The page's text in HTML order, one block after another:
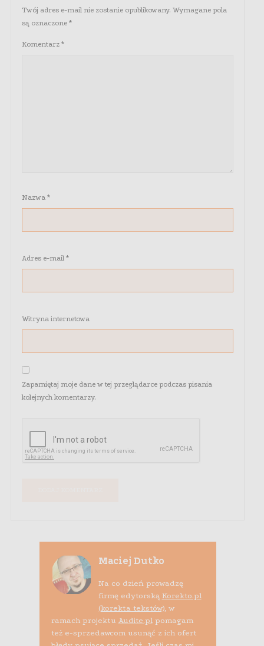
Twój adres e-mail nie zostanie opublikowany. Wymagane pola
są oznaczone *
Komentarz *
Nazwa *
Adres e-mail *
Witryna internetowa
Zapamiętaj moje dane w tej przeglądarce podczas pisania
kolejnych komentarzy.
Maciej Dutko
Na co dzień prowadzę
firmę edytorską Korekto.pl
(korekta tekstów), w
ramach projektu Audite.plpomagam
też e-sprzedawcom usunąć z ich ofert